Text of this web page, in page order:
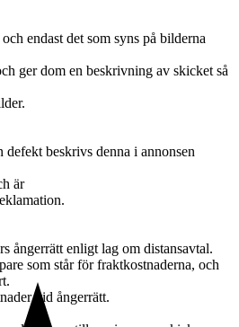
endast det som syns på bilderna
ger dom en beskrivning av skicket så
defekt beskrivs denna i annonsen
är
ångerrätt enligt lag om distansavtal.
som står för fraktkostnaderna, och
vid ångerrätt.